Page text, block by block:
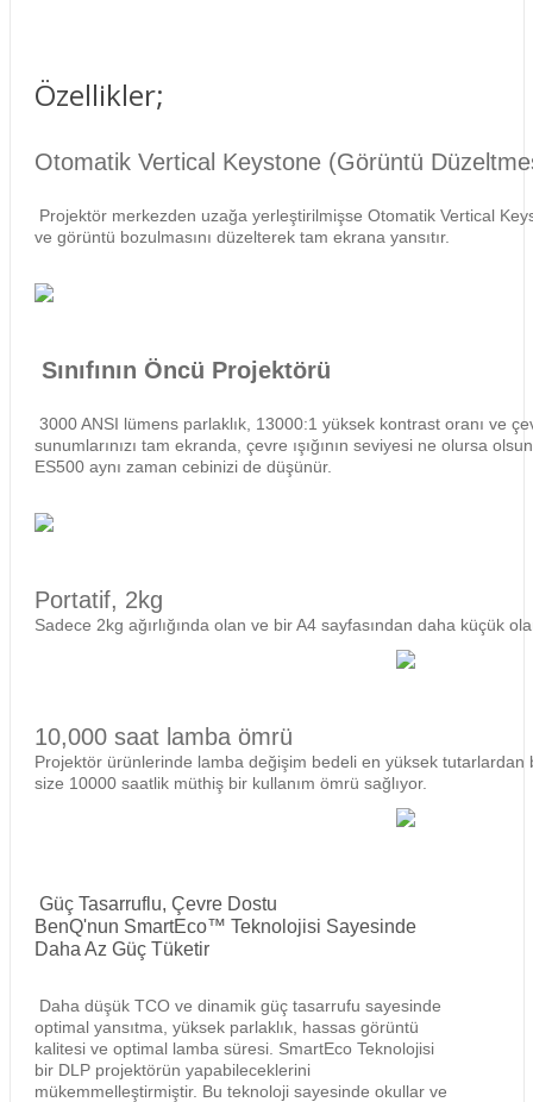
Özellikler;
Otomatik Vertical Keystone (Görüntü
Projektör merkezden uzağa yerleştirilmişse Otomatik Vertical
ve görüntü bozulmasını düzelterek tam ekrana yansıtır.
Sınıfının Öncü Projektörü
3000 ANSI lümens parlaklık, 13000:1 yüksek kontrast oranı ve
sunumlarınızı tam ekranda, çevre ışığının seviyesi ne olursa
ES500 aynı zaman cebinizi de düşünür.
Portatif, 2kg
Sadece 2kg ağırlığında olan ve bir A4 sayfasından daha küçük
10,000 saat lamba ömrü
Projektör ürünlerinde lamba değişim bedeli en yüksek tutarlardan
size 10000 saatlik müthiş bir kullanım ömrü sağlıyor.
Güç Tasarruflu, Çevre Dostu
BenQ'nun SmartEco™ Teknolojisi Sayesinde
Daha Az Güç Tüketir
Daha düşük TCO ve dinamik güç tasarrufu sayesinde
optimal yansıtma, yüksek parlaklık, hassas görüntü
kalitesi ve optimal lamba süresi. SmartEco Teknolojisi
bir DLP projektörün yapabileceklerini
mükemmelleştirmiştir. Bu teknoloji sayesinde okullar ve